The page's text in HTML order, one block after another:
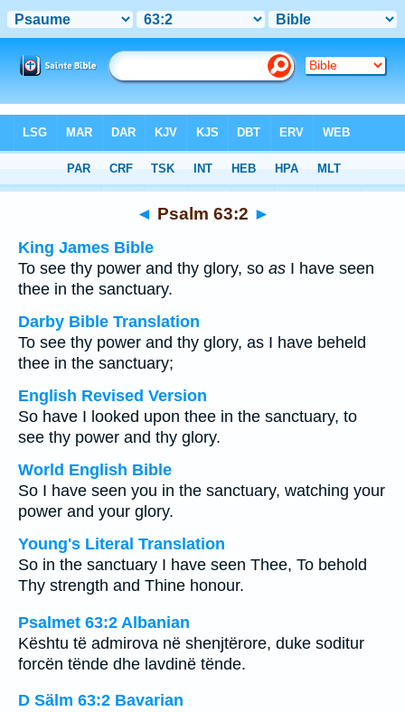
> Psalm 63:2
◄ Psalm 63:2 ►
King James Bible
To see thy power and thy glory, so as I have seen
thee in the sanctuary.
Darby Bible Translation
To see thy power and thy glory, as I have beheld
thee in the sanctuary;
English Revised Version
So have I looked upon thee in the sanctuary, to
see thy power and thy glory.
World English Bible
So I have seen you in the sanctuary, watching your
power and your glory.
Young's Literal Translation
So in the sanctuary I have seen Thee, To behold
Thy strength and Thine honour.
Psalmet 63:2 Albanian
Kështu të admirova në shenjtërore, duke soditur
forcën tënde dhe lavdinë tënde.
D Sälm 63:2 Bavarian